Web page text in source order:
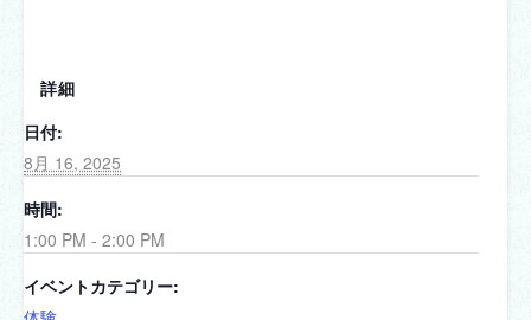
詳細
日付:
8月 16, 2025
時間:
1:00 PM - 2:00 PM
イベントカテゴリー: